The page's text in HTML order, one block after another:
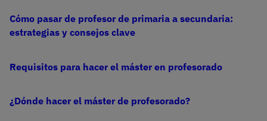
Cómo pasar de profesor de primaria a secundaria:
estrategias y consejos clave
Requisitos para hacer el máster en profesorado
¿Dónde hacer el máster de profesorado?